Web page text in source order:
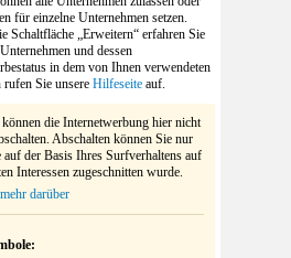
für einzelne Unternehmen setzen.
Schaltfläche „Erweitern“ erfahren Sie
und dessen
in dem von Ihnen verwendeten
Sie unsere Hilfeseite auf.
die Internetwerbung hier nicht
Abschalten können Sie nur
auf der Basis Ihres Surfverhaltens auf
Interessen zugeschnitten wurde.
darüber